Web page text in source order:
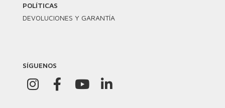
POLÍTICAS
DEVOLUCIONES Y GARANTÍA
SÍGUENOS